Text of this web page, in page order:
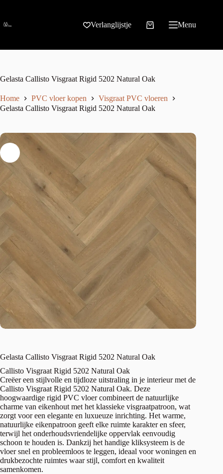
Verlanglijstje Menu
Gelasta Callisto Visgraat Rigid 5202 Natural Oak
Home PVC vloer kopen
Visgraat PVC vloeren
Gelasta Callisto Visgraat Rigid 5202 Natural Oak
Gelasta Callisto Visgraat Rigid 5202 Natural Oak
Callisto Visgraat Rigid 5202 Natural Oak
Creëer een stijlvolle en tijdloze uitstraling in je interieur met de
Callisto Visgraat Rigid 5202 Natural Oak. Deze
hoogwaardige rigid PVC vloer combineert de natuurlijke
charme van eikenhout met het klassieke visgraatpatroon, wat
zorgt voor een elegante en luxueuze inrichting. Het warme,
natuurlijke eikenpatroon geeft elke ruimte karakter en sfeer,
terwijl het onderhoudsvriendelijke oppervlak eenvoudig
schoon te houden is. Dankzij het handige kliksysteem is de
vloer snel en probleemloos te leggen, ideaal voor woningen en
drukbezochte ruimtes waar stijl, comfort en kwaliteit
samenkomen.